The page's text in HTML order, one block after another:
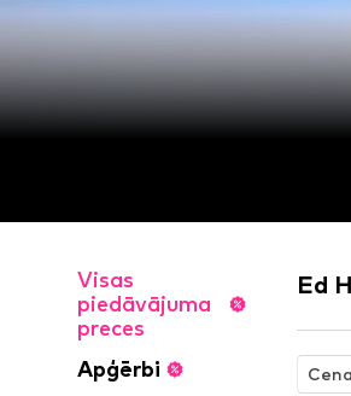
Visas
piedāvājuma
preces
Apģērbi
Ed
Cena